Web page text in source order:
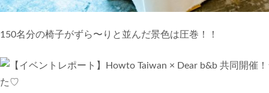
150名分の椅子がずら〜りと並んだ景色は圧巻！！